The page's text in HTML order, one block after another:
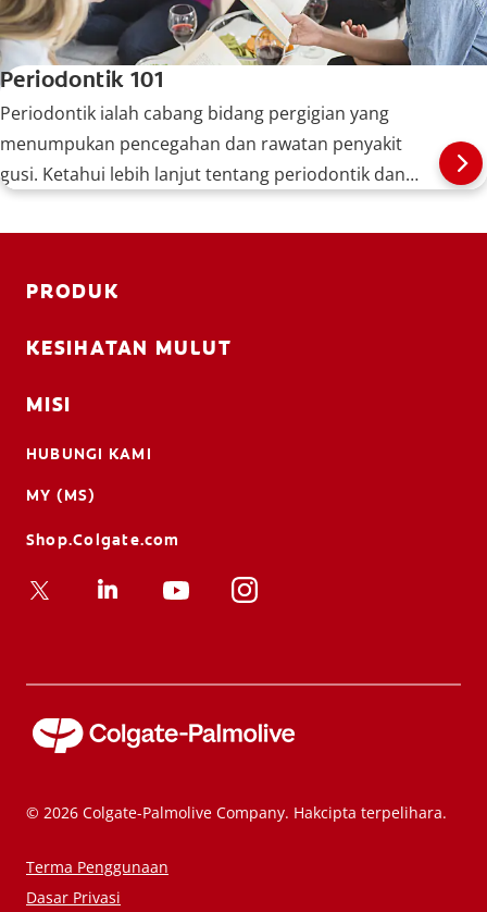
Periodontik 101
Periodontik ialah cabang bidang pergigian yang
menumpukan pencegahan dan rawatan penyakit
gusi. Ketahui lebih lanjut tentang periodontik dan
PRODUK
KESIHATAN MULUT
MISI
HUBUNGI KAMI
MY (MS)
Shop.Colgate.com
© 2026 Colgate-Palmolive Company. Hakcipta terpelihara.
Terma Penggunaan
Dasar Privasi